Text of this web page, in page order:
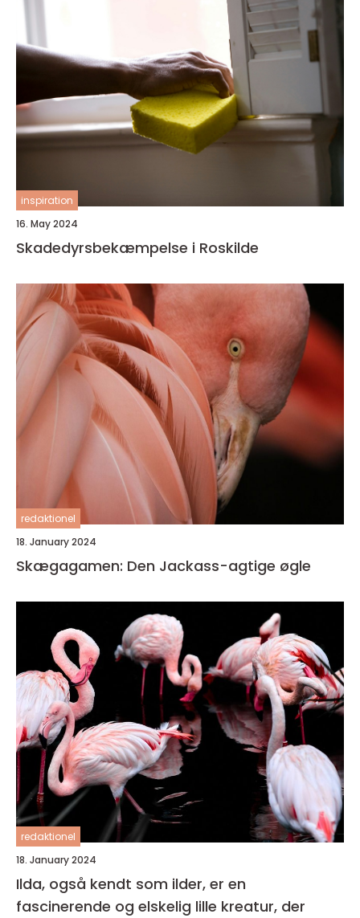
inspiration
16. May 2024
Skadedyrsbekæmpelse i Roskilde
redaktionel
18. January 2024
Skægagamen: Den Jackass-agtige øgle
redaktionel
18. January 2024
Ilda, også kendt som ilder, er en
fascinerende og elskelig lille kreatur, der